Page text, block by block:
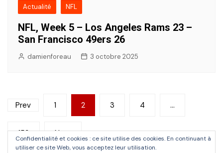
Actualité NFL
NFL, Week 5 – Los Angeles Rams 23 –
San Francisco 49ers 26
damienforeau 3 octobre 2025
Pagination
publications
Prev 1 2 3 4 …
153 Next
Confidentialité et cookies : ce site utilise des cookies. En continuant à
utiliser ce site Web, vous acceptez leur utilisation.